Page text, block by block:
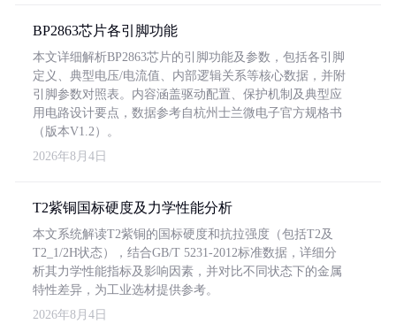
BP2863芯片各引脚功能
本文详细解析BP2863芯片的引脚功能及参数，包括各引脚
定义、典型电压/电流值、内部逻辑关系等核心数据，并附
引脚参数对照表。内容涵盖驱动配置、保护机制及典型应
用电路设计要点，数据参考自杭州士兰微电子官方规格书
（版本V1.2）。
2026年8月4日
T2紫铜国标硬度及力学性能分析
本文系统解读T2紫铜的国标硬度和抗拉强度（包括T2及
T2_1/2H状态），结合GB/T 5231-2012标准数据，详细分
析其力学性能指标及影响因素，并对比不同状态下的金属
特性差异，为工业选材提供参考。
2026年8月4日